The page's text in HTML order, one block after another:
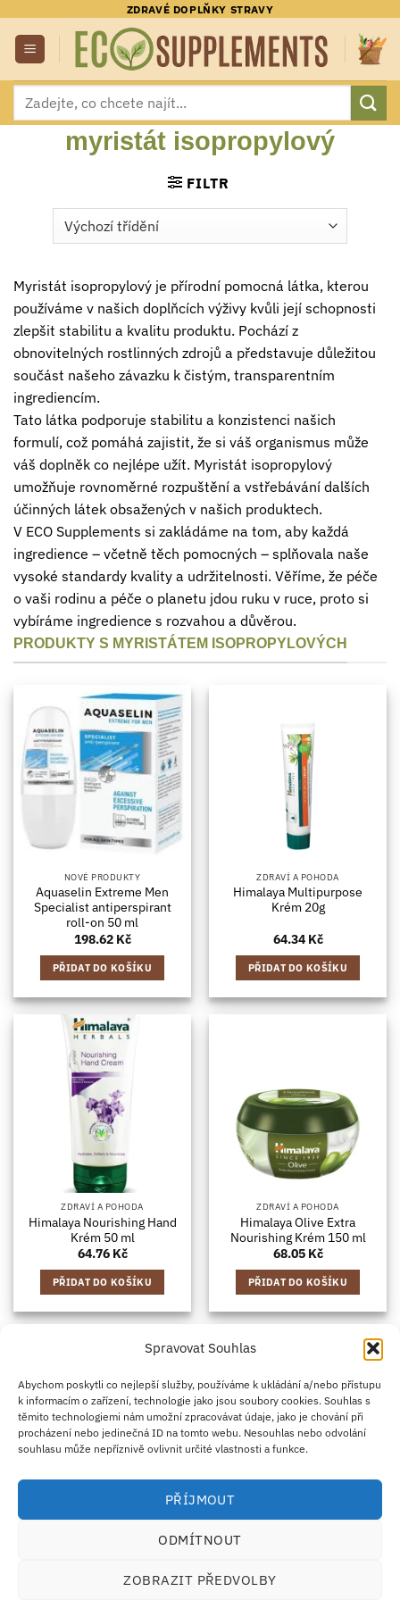
Spravovat Souhlas
Abychom poskytli co nejlepší služby, používáme k ukládání a/nebo přístupu
k informacím o zařízení, technologie jako jsou soubory cookies. Souhlas s
těmito technologiemi nám umožní zpracovávat údaje, jako je chování při
procházení nebo jedinečná ID na tomto webu. Nesouhlas nebo odvolání
souhlasu může nepříznivě ovlivnit určité vlastnosti a funkce.
PŘÍJMOUT
ODMÍTNOUT
ZOBRAZIT PŘEDVOLBY
obsah
ZDRAVÉ DOPLŇKY STRAVY
Hledat:
myristát isopropylový
FILTR
Myristát isopropylový je přírodní pomocná látka, kterou
používáme v našich doplňcích výživy kvůli její schopnosti
zlepšit stabilitu a kvalitu produktu. Pochází z
obnovitelných rostlinných zdrojů a představuje důležitou
součást našeho závazku k čistým, transparentním
ingrediencím.
Tato látka podporuje stabilitu a konzistenci našich
formulí, což pomáhá zajistit, že si váš organismus může
váš doplněk co nejlépe užít. Myristát isopropylový
umožňuje rovnoměrné rozpuštění a vstřebávání dalších
účinných látek obsažených v našich produktech.
V ECO Supplements si zakládáme na tom, aby každá
ingredience – včetně těch pomocných – splňovala naše
vysoké standardy kvality a udržitelnosti. Věříme, že péče
o vaši rodinu a péče o planetu jdou ruku v ruce, proto si
vybíráme ingredience s rozvahou a důvěrou.
PRODUKTY S MYRISTÁTEM ISOPROPYLOVÝCH
NOVÉ PRODUKTY
Aquaselin Extreme Men
Specialist antiperspirant
roll-on 50 ml
198.62 Kč
PŘIDAT DO KOŠÍKU
ZDRAVÍ A POHODA
Himalaya Multipurpose
Krém 20g
64.34 Kč
PŘIDAT DO KOŠÍKU
ZDRAVÍ A POHODA
Himalaya Nourishing Hand
Krém 50 ml
64.76 Kč
PŘIDAT DO KOŠÍKU
ZDRAVÍ A POHODA
Himalaya Olive Extra
Nourishing Krém 150 ml
68.05 Kč
PŘIDAT DO KOŠÍKU
Credit
Card
2
Klarna
Apple
Pay
Google
Pay
PayPal
ZÁSADY DOPRAVY
ZÁSADY VRÁCENÍ ZBOŽÍ
OBCHODNÍ PODMÍNKY
KONTAKT O NÁS B2B
IMPRINT
OMEZENÍ ODPOVĚDNOSTI
ZÁSADY COOKIES
Antim I Street, No. 14, fl. 2, law office, 1303 Sofia, Bulharsko
IČO (EIK/UIC/TIN): 207958071 · DIČ DPH: BG207958071
· Email:support@ecosupplements.eu
Provozovatel potravinářského podniku registrovaný u
Česká obchodní inspekce (ČOI)· Řešení přeshraničních sporů: